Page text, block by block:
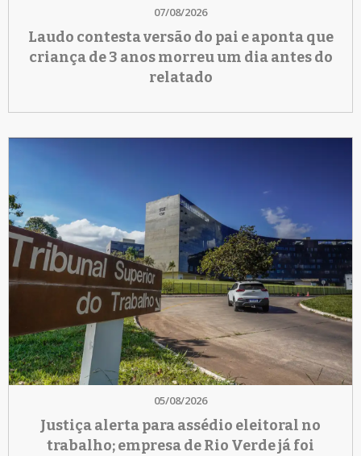
07/08/2026
Laudo contesta versão do pai e aponta que
criança de 3 anos morreu um dia antes do
relatado
05/08/2026
Justiça alerta para assédio eleitoral no
trabalho; empresa de Rio Verde já foi